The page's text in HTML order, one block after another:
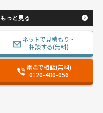
もっと見る
ネットで見積もり・
相談する(無料)
電話で相談(無料)
0120-480-056